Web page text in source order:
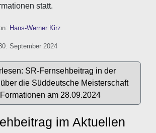
statt.
Hans-Werner Kirz
September 2024
SR-Fernsehbeitrag in der
die Süddeutsche Meisterschaft
am 28.09.2024
im Aktuellen